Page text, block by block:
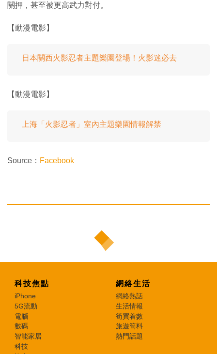
關押，甚至被更高武力對付。
【動漫電影】
日本關西火影忍者主題樂園登場！火影迷必去
【動漫電影】
上海「火影忍者」室內主題樂園情報解禁
Source： Facebook
科技焦點
iPhone
5G流動
電腦
數碼
智能家居
科技
網絡生活
網絡熱話
生活情報
筍買着數
旅遊筍料
熱門話題